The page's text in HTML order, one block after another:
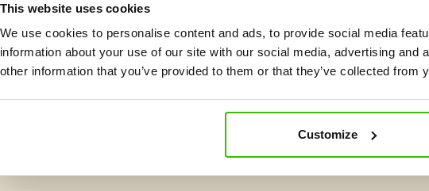
This website uses cookies
We use cookies to personalise content and ads, to provide social media
information about your use of our site with our social media, advertising and
other information that you’ve provided to them or that they’ve collected from
Customize
Vybrat kurz